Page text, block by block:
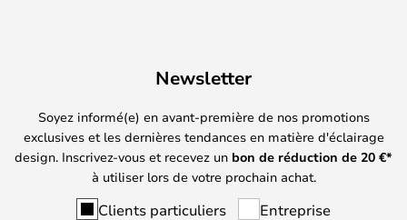
Newsletter
Soyez informé(e) en avant-première de nos promotions
exclusives et les dernières tendances en matière d'éclairage
design. Inscrivez-vous et recevez un bon de réduction de 20 €*
à utiliser lors de votre prochain achat.
Clients particuliers Entreprise